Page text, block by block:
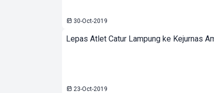
30-Oct-2019
Lepas Atlet Catur Lampung ke Kejurnas
23-Oct-2019